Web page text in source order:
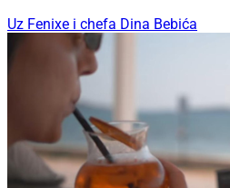
Uz Fenixe i chefa Dina Bebića